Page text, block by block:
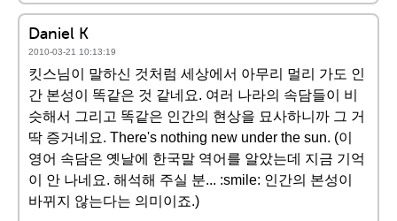
Daniel K
2010-03-21 10:13:19
킷스님이 말하신 것처럼 세상에서 아무리 멀리 가도 인
간 본성이 똑같은 것 같네요. 여러 나라의 속담들이 비
슷해서 그리고 똑같은 인간의 현상을 묘사하니까 그 거
딱 증거네요. There's nothing new under the sun. (이
영어 속담은 옛날에 한국말 역어를 알았는데 지금 기억
이 안 나네요. 해석해 주실 분... :smile: 인간의 본성이
바뀌지 않는다는 의미이죠.)